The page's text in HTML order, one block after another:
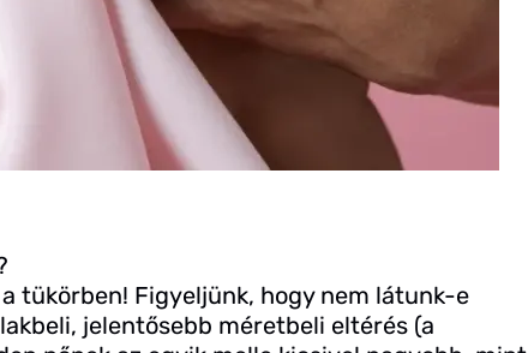
tükörben! Figyeljünk, hogy nem látunk-e
jelentősebb méretbeli eltérés (a